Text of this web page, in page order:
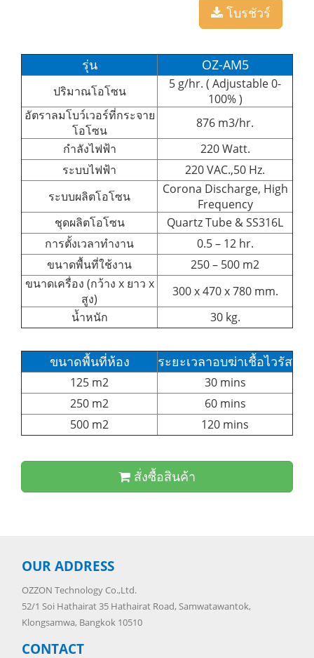
โบรชัวร์
รุ่น OZ-AM5
ปริมาณโอโซน
5 g/hr. ( Adjustable 0-
100% )
อัตราลมโบว์เวอร์ที่กระจาย
โอโซน
876 m3/hr.
กำลังไฟฟ้า
220 Watt.
ระบบไฟฟ้า
220 VAC.,50 Hz.
ระบบผลิตโอโซน
Corona Discharge, High
Frequency
ชุดผลิตโอโซน
Quartz Tube & SS316L
การตั้งเวลาทำงาน
0.5 – 12 hr.
ขนาดพื้นที่ใช้งาน
250 – 500 m2
ขนาดเครื่อง (กว้าง x ยาว x
สูง)
300 x 470 x 780 mm.
น้ำหนัก
30 kg.
ขนาดพื้นที่ห้อง ระยะเวลาอบฆ่าเชื้อไวรัส
125 m2
30 mins
250 m2
60 mins
500 m2
120 mins
สั่งซื้อสินค้า
OUR ADDRESS
OZZON Technology Co.,Ltd.
52/1 Soi Hathairat 35 Hathairat Road, Samwatawantok,
Klongsamwa, Bangkok 10510
CONTACT